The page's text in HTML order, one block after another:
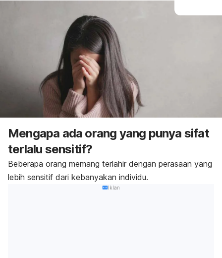
Mengapa ada orang yang punya sifat
terlalu sensitif?
Beberapa orang memang terlahir dengan perasaan yang
lebih sensitif dari kebanyakan individu.
Iklan